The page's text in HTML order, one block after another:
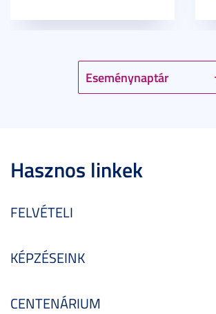
Eseménynaptár
Hasznos linkek
FELVÉTELI
KÉPZÉSEINK
CENTENÁRIUM